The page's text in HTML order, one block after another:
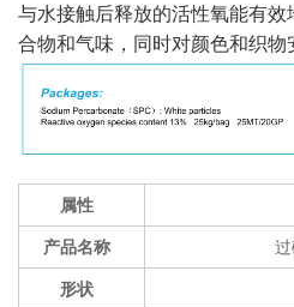
与水接触后释放的活性氧能有
合物和气味，同时对颜色和织物
属性
产品名称
形状